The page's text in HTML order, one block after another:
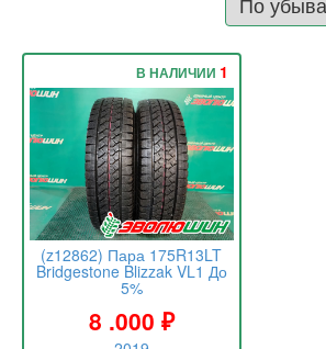
(z12862) Пара 175R13LT
Bridgestone Blizzak VL1 До
5%
8 .000 ₽
В НАЛИЧИИ 1